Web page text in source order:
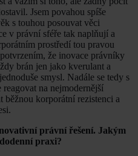
Jsem povahou spíše
s touhou posouvat věci
v právní sféře tak naplňují a
prostředí tou pravou
že inovace právníky
brán jen jako kverulant a
smysl. Nadále se tedy s
na nejmodernější
běžnou korporátní rezistenci a
právní řešení. Jakým
praxi?